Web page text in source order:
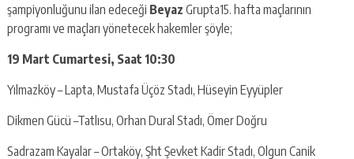
şampiyonluğunu ilan edeceği Beyaz Grupta15. hafta maçlarının
programı ve maçları yönetecek hakemler şöyle;
19 Mart Cumartesi, Saat 10:30
Yılmazköy – Lapta, Mustafa Üçöz Stadı, Hüseyin Eyyüpler
Dikmen Gücü –Tatlısu, Orhan Dural Stadı, Ömer Doğru
Sadrazam Kayalar – Ortaköy, Şht Şevket Kadir Stadı, Olgun Canik